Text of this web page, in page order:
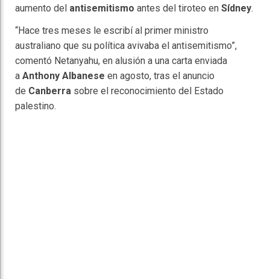
aumento del antisemitismo antes del tiroteo en Sídney.
“Hace tres meses le escribí al primer ministro
australiano que su política avivaba el antisemitismo”,
comentó Netanyahu, en alusión a una carta enviada
a Anthony Albanese en agosto, tras el anuncio
de Canberra sobre el reconocimiento del Estado
palestino.